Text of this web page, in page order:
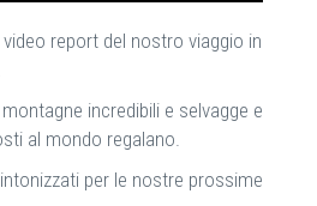
report del nostro viaggio in
incredibili e selvagge e
al mondo regalano.
per le nostre prossime